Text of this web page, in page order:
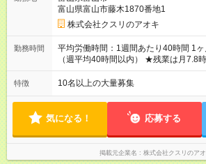
にも同額を支給） ※ただし、短時間勤
規定に従い額が変動 【試用期間】試用期間なし ＝＝＝＝＝＝＝
＝＝＝＝＝＝＝ ★職務給制度で実力次
容に応じて給与が支払われ、昇格試験
年収がUPする制度です。 約4割の社員
富山県富山市藤木1870番地1
株式会社クスリのアオキ
勤務時間
平均労働時間：1週間あたり40時間 1
（週平均40時間以内） ★残業は月7.8
＜店舗の基本営業時間＞ 9時～22時 ※
なります。 ＜シフト例＞ 早番：8時00分～17時00分 中番：11
1ヶ月単位の変形労働時間制（週平均
7.8時間ほど（2025年実績） ＜店舗の基本営業時間＞ 9時～22
時 ※勤務時間は店舗により異なります。 ＜シフト例＞ 早番：
時00分～17時00分 中番：11時～20時
特徴 10名以上の大量募集
気になる！ 応募する
掲載元企業名 株式会社クスリのア